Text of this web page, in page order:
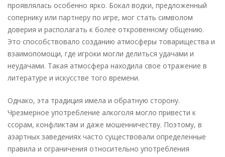
проявлялась особенно ярко. Бокал водки, предложенный
сопернику или партнеру по игре, мог стать символом
доверия и располагать к более откровенному общению.
Это способствовало созданию атмосферы товарищества и
взаимопомощи, где игроки могли делиться удачами и
неудачами. Такая атмосфера находила свое отражение в
литературе и искусстве того времени.
Однако, эта традиция имела и обратную сторону.
Чрезмерное употребление алкоголя могло привести к
ссорам, конфликтам и даже мошенничеству. Поэтому, в
азартных заведениях часто существовали определенные
правила и ограничения относительно употребления